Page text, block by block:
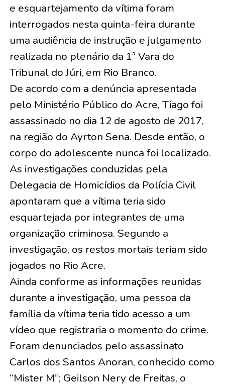
e esquartejamento da vítima foram
interrogados nesta quinta-feira durante
uma audiência de instrução e julgamento
realizada no plenário da 1ª Vara do
Tribunal do Júri, em Rio Branco.
De acordo com a denúncia apresentada
pelo Ministério Público do Acre, Tiago foi
assassinado no dia 12 de agosto de 2017,
na região do Ayrton Sena. Desde então, o
corpo do adolescente nunca foi localizado.
As investigações conduzidas pela
Delegacia de Homicídios da Polícia Civil
apontaram que a vítima teria sido
esquartejada por integrantes de uma
organização criminosa. Segundo a
investigação, os restos mortais teriam sido
jogados no Rio Acre.
Ainda conforme as informações reunidas
durante a investigação, uma pessoa da
família da vítima teria tido acesso a um
vídeo que registraria o momento do crime.
Foram denunciados pelo assassinato
Carlos dos Santos Anoran, conhecido como
“Mister M”; Geilson Nery de Freitas, o